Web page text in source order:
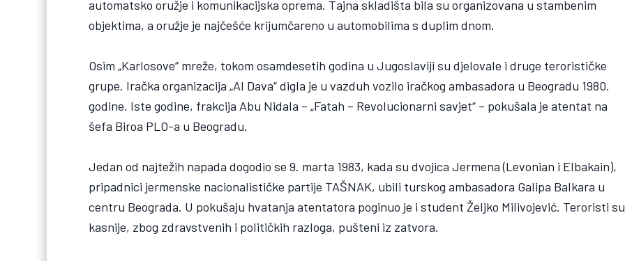
automatsko oružje i komunikacijska oprema. Tajna skladišta bila su organizovana u stambenim
objektima, a oružje je najčešće krijumčareno u automobilima s duplim dnom.
Osim „Karlosove“ mreže, tokom osamdesetih godina u Jugoslaviji su djelovale i druge terorističke
grupe. Iračka organizacija „Al Dava“ digla je u vazduh vozilo iračkog ambasadora u Beogradu 1980.
godine. Iste godine, frakcija Abu Nidala – „Fatah – Revolucionarni savjet“ – pokušala je atentat na
šefa Biroa PLO-a u Beogradu.
Jedan od najtežih napada dogodio se 9. marta 1983, kada su dvojica Jermena (Levonian i Elbakain),
pripadnici jermenske nacionalističke partije TAŠNAK, ubili turskog ambasadora Galipa Balkara u
centru Beograda. U pokušaju hvatanja atentatora poginuo je i student Željko Milivojević. Teroristi su
kasnije, zbog zdravstvenih i političkih razloga, pušteni iz zatvora.